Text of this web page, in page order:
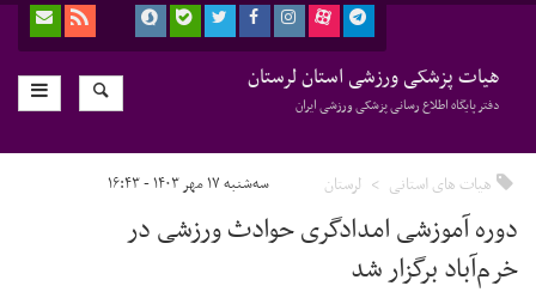
هیات پزشکی ورزشی استان لرستان
دفتر پایگاه اطلاع رسانی پزشکی ورزشی ایران
هیات های استانی لرستان سه‌شنبه ۱۷ مهر ۱۴۰۳ - ۱۶:۴۳
دوره آموزشی امدادگری حوادث ورزشی در
خرم‌آباد برگزار شد